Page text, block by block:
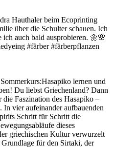
Hauthaler beim Ecoprinting
über die Schulter schauen. Ich
auch bald ausprobieren. 🌼🌸
#färber #färberpflanzen